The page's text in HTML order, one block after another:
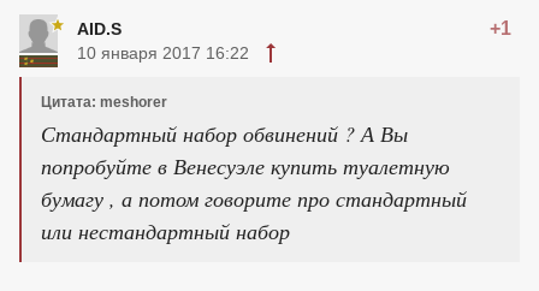
AID.S +1
10 января 2017 16:22
Цитата: meshorer
Стандартный набор обвинений ? А Вы
попробуйте в Венесуэле купить туалетную
бумагу , а потом говорите про стандартный
или нестандартный набор